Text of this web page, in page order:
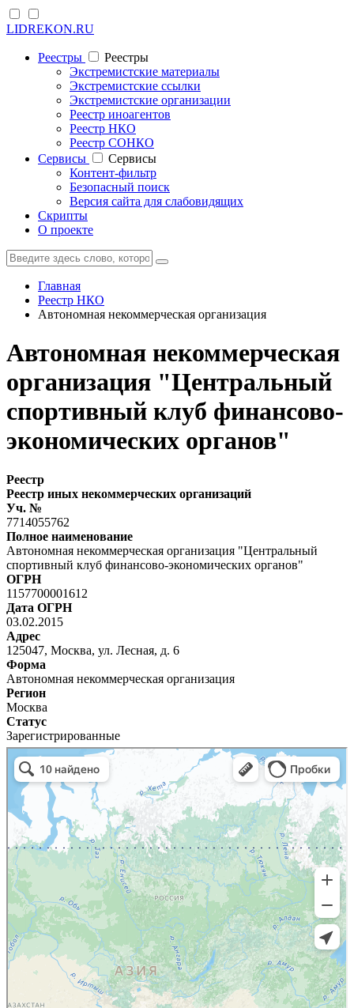
LIDREKON.RU
Реестры
Реестры
Экстремистские материалы
Экстремистские ссылки
Экстремистские организации
Реестр иноагентов
Реестр НКО
Реестр СОНКО
Cервисы
Cервисы
Контент-фильтр
Безопасный поиск
Версия сайта для слабовидящих
Скрипты
О проекте
Главная
Реестр НКО
Автономная некоммерческая организация
Автономная некоммерческая
организация "Центральный
спортивный клуб финансово-
экономических органов"
Реестр
Реестр иных некоммерческих организаций
Уч. №
7714055762
Полное наименование
Автономная некоммерческая организация "Центральный
спортивный клуб финансово-экономических органов"
ОГРН
1157700001612
Дата ОГРН
03.02.2015
Адрес
125047, Москва, ул. Лесная, д. 6
Форма
Автономная некоммерческая организация
Регион
Москва
Статус
Зарегистрированные